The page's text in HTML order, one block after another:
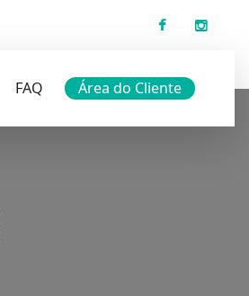
FAQ Área do Cliente